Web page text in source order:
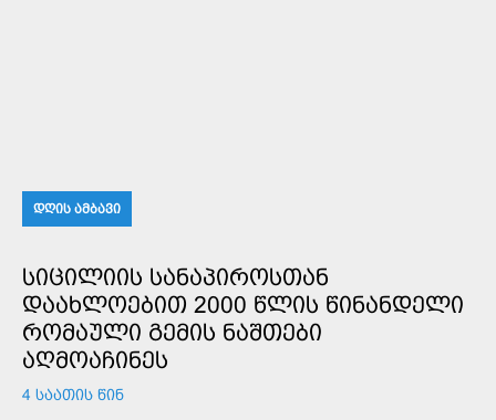
ᲓᲦᲘᲡ ᲐᲛᲑᲐᲕᲘ
ᲡᲘᲪᲘᲚᲘᲘᲡ ᲡᲐᲜᲐᲞᲘᲠᲝᲡᲗᲐᲜ
ᲓᲐᲐᲮᲚᲝᲔᲑᲘᲗ 2000 ᲬᲚᲘᲡ ᲬᲘᲜᲐᲜᲓᲔᲚᲘ
ᲠᲝᲛᲐᲣᲚᲘ ᲒᲔᲛᲘᲡ ᲜᲐᲨᲗᲔᲑᲘ
ᲐᲦᲛᲝᲐᲩᲘᲜᲔᲡ
4 ᲡᲐᲐᲗᲘᲡ ᲬᲘᲜ